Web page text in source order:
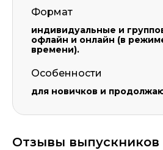
Формат
индивидуальные и
офлайн и онлайн (в
времени).
Особенности
для новичков и
Отзывы выпускников